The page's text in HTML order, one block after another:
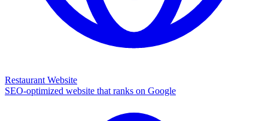
Restaurant Website
SEO-optimized website that ranks on Google